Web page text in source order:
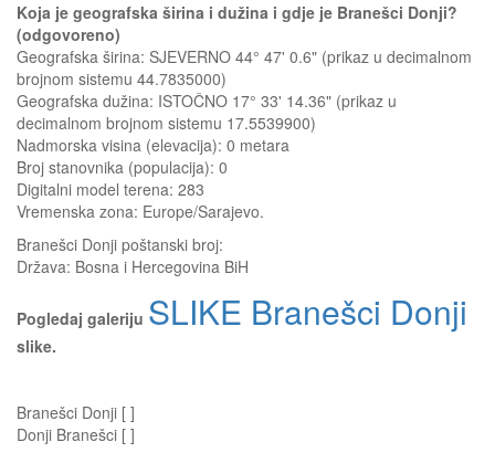
Koja je geografska širina i dužina i gdje je Branešci Donji?
(odgovoreno)
Geografska širina: SJEVERNO 44° 47' 0.6" (prikaz u decimalnom
brojnom sistemu 44.7835000)
Geografska dužina: ISTOČNO 17° 33' 14.36" (prikaz u
decimalnom brojnom sistemu 17.5539900)
Nadmorska visina (elevacija): 0 metara
Broj stanovnika (populacija): 0
Digitalni model terena: 283
Vremenska zona: Europe/Sarajevo.
Branešci Donji poštanski broj:
Država: Bosna i Hercegovina BiH
Pogledaj galeriju SLIKE Branešci Donji
slike.
Branešci Donji [ ]
Donji Branešci [ ]